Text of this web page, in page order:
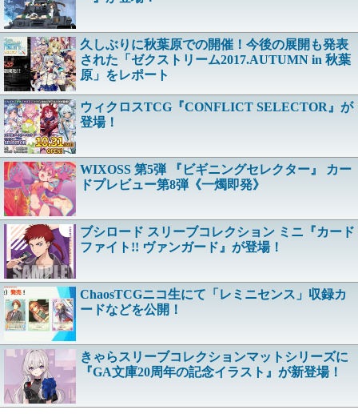
久しぶりに秋葉原での開催！今後の展開も発表
された「ゼクストリーム2017.AUTUMN in 秋葉
原」をレポート
ウィクロスTCG『CONFLICT SELECTOR』が
登場！
WIXOSS 第5弾 『ビギニングセレクター』 カー
ドプレビュー第8弾《一燭即発》
ブシロード スリーブコレクション ミニ『カード
ファイト!! ヴァンガード』が登場！
ChaosTCGニコ生にて「レミニセンス」収録カ
ードなどを公開！
きゃらスリーブコレクションマットシリーズに
『GA文庫20周年の記念イラスト』が新登場！